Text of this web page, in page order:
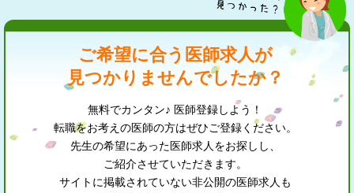
ご希望に合う医師求人が
見つかりませんでしたか？
無料でカンタン♪ 医師登録しよう！
転職をお考えの医師の方はぜひご登録ください。
先生の希望にあった医師求人をお探しし、
ご紹介させていただきます。
サイトに掲載されていない非公開の医師求人も